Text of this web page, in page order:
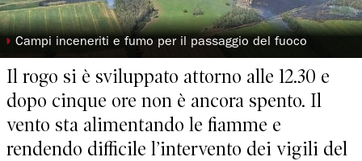
◗ Campi inceneriti e fumo per il passaggio del fuoco
Il rogo si è sviluppato attorno alle 12.30 e
dopo cinque ore non è ancora spento. Il
vento sta alimentando le fiamme e
rendendo difficile l’intervento dei vigili del